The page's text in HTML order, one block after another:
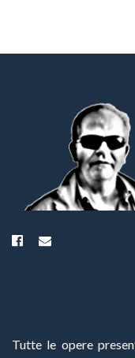
Tutte le opere